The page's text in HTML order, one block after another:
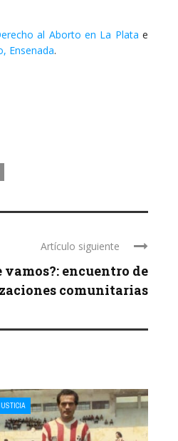
al Aborto en La Plata e
Ensenada.
Artículo siguiente
vamos?: encuentro de
comunitarias